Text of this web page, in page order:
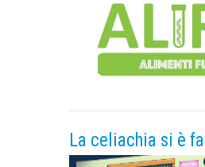
La celiachia si è